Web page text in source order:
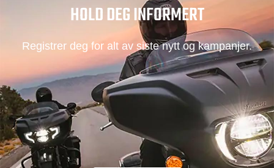
HOLD DEG INFORMERT
Registrer deg for alt av siste nytt og kampanjer.